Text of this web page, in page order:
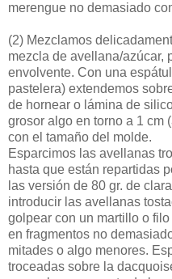
merengue no demasiado
(2) Mezclamos
mezcla de avellana/azúcar,
envolvente. Con una
pastelera) extendemos
de hornear o lámina de
grosor algo en torno a 1 cm
con el tamaño del molde.
Esparcimos las avellanas
hasta que están repartidas
las versión de 80 gr. de
introducir las avellanas
golpear con un martillo o
en fragmentos no
mitades o algo menores.
troceadas sobre la